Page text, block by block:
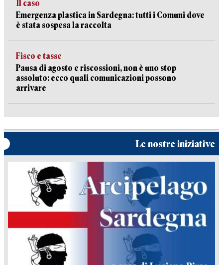
Il caso
Emergenza plastica in Sardegna: tutti i Comuni dove
è stata sospesa la raccolta
Fisco e tasse
Pausa di agosto e riscossioni, non è uno stop
assoluto: ecco quali comunicazioni possono
arrivare
Le nostre iniziative